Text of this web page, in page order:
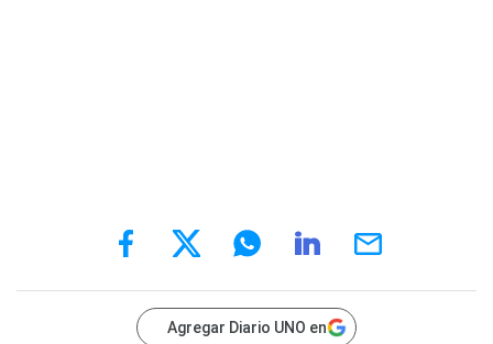
Agregar Diario UNO en